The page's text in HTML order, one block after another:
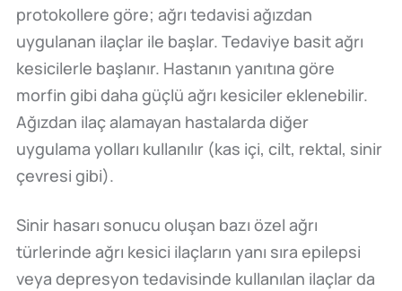
protokollere göre; ağrı tedavisi ağızdan
uygulanan ilaçlar ile başlar. Tedaviye basit ağrı
kesicilerle başlanır. Hastanın yanıtına göre
morfin gibi daha güçlü ağrı kesiciler eklenebilir.
Ağızdan ilaç alamayan hastalarda diğer
uygulama yolları kullanılır (kas içi, cilt, rektal, sinir
çevresi gibi).
Sinir hasarı sonucu oluşan bazı özel ağrı
türlerinde ağrı kesici ilaçların yanı sıra epilepsi
veya depresyon tedavisinde kullanılan ilaçlar da